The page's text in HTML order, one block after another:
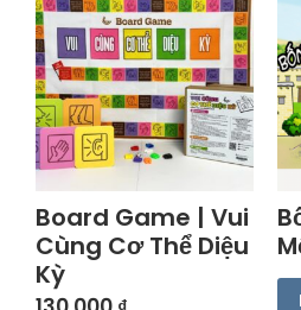
Board Game | Vui
Cùng Cơ Thể Diệu
Kỳ